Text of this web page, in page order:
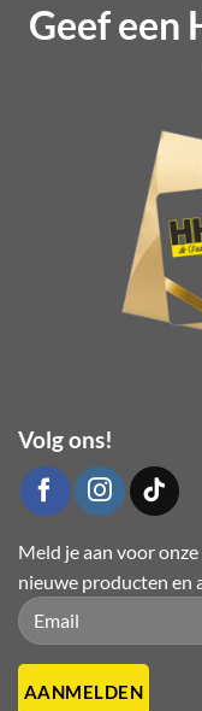
Geef een
Volg ons!
Meld je aan voor
nieuwe producten en
Please leave this field
Please leave this field